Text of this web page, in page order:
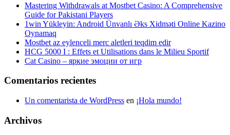
Mastering Withdrawals at Mostbet Casino: A Comprehensive
Guide for Pakistani Players
1win Yükleyin: Android Ünvanlı Əks Xidməti Online Kazino
Oynamaq
Mostbet az eylenceli merc aletleri teqdim edir
HCG 5000 I : Effets et Utilisations dans le Milieu Sportif
Cat Casino – яркие эмоции от игр
Comentarios recientes
Un comentarista de WordPress en ¡Hola mundo!
Archivos